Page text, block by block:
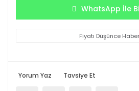
WhatsApp İle
Fiyatı Düşünce
Yorum Yaz Tavsiye Et